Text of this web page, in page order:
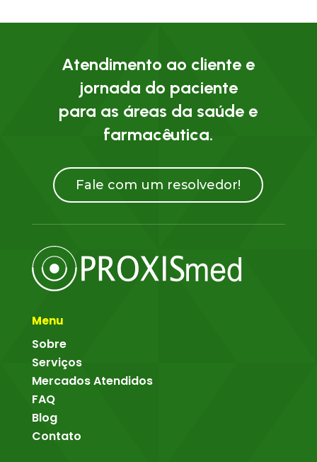
Atendimento ao cliente e
jornada do paciente
para as áreas da saúde e
farmacêutica.
Fale com um resolvedor!
Menu
Sobre
Serviços
Mercados Atendidos
FAQ
Blog
Contato